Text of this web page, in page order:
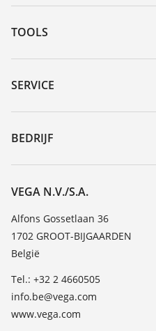
TOOLS
Downloads
Serienummer zoeken
DTM Collection/PACTware
SERVICE
Reparatieformulier instrument
Seminars
Bestendigheidslijst
TeamViewer
BEDRIJF
Vacature
Over VEGA
Contact
Nieuws
Persberichten
Blog
VEGA N.V./S.A.
Alfons Gossetlaan 36
1702 GROOT-BIJGAARDEN
België
Tel.: +32 2 4660505
info.be@vega.com
www.vega.com